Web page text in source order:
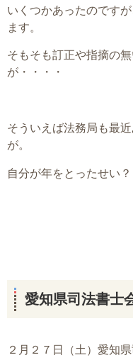
いくつかあったのです
ます。
そもそも訂正や指摘の
が・・・・
そういえば法務局も最
が。
自分が年をとったせい？
愛知県司法書士
２月２７日（土）愛知